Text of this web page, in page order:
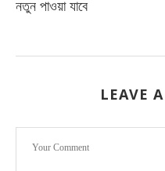
নতুন পাওয়া যাবে
LEAVE